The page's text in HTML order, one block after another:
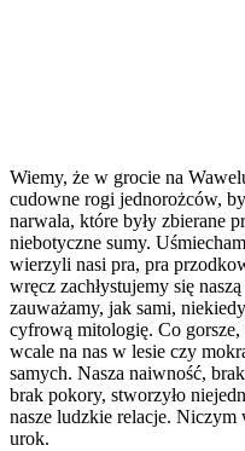
Wiemy, że w grocie na
cudowne rogi jednorożców,
narwala, które były zbierane
niebotyczne sumy.
wierzyli nasi pra, pra
wręcz zachłystujemy się
zauważamy, jak sami,
cyfrową mitologię. Co
wcale na nas w lesie czy
samych. Nasza naiwność,
brak pokory, stworzyło
nasze ludzkie relacje. Niczym
urok.